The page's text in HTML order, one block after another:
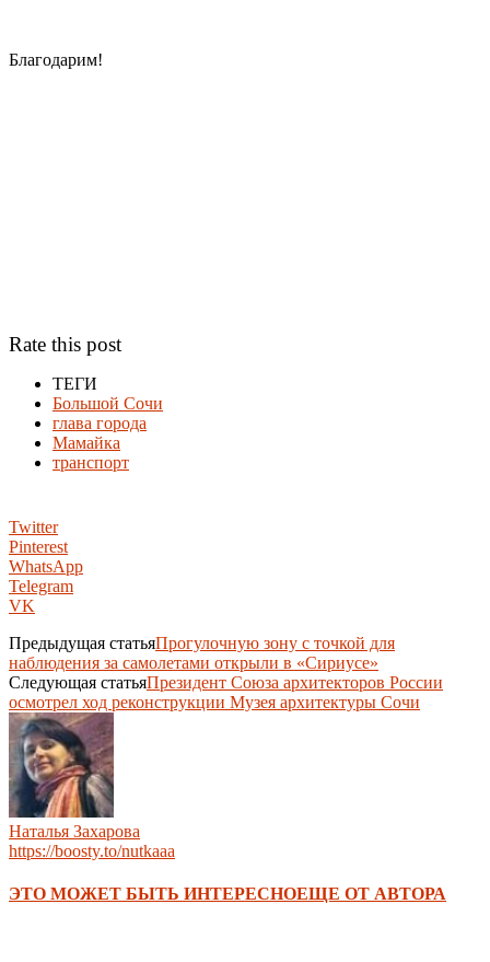
Благодарим!
Rate this post
ТЕГИ
Большой Сочи
глава города
Мамайка
транспорт
Twitter
Pinterest
WhatsApp
Telegram
VK
Предыдущая статьяПрогулочную зону с точкой для
наблюдения за самолетами открыли в «Сириусе»
Следующая статьяПрезидент Союза архитекторов России
осмотрел ход реконструкции Музея архитектуры Сочи
Наталья Захарова
https://boosty.to/nutkaaa
ЭТО МОЖЕТ БЫТЬ ИНТЕРЕСНОЕЩЕ ОТ АВТОРА